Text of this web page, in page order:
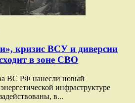
кризис ВСУ и диверсии
в зоне СВО
ВС РФ нанесли новый
инфраструктуре
в...